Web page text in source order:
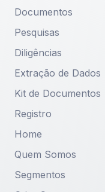
Home
Quem Somos
Segmentos
Documentos
Pesquisas
Diligências
Extração de Dados
Kit de Documentos
Registro